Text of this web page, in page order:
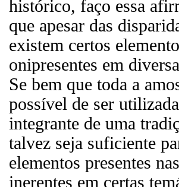
histórico, faço essa
que apesar das
existem certos
onipresentes em
Se bem que toda a
possível de ser
integrante de uma
talvez seja suficiente
elementos presentes
inerentes em certas